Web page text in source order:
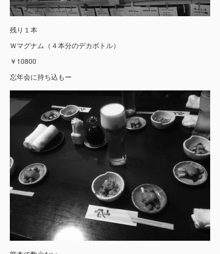
残り１本
Ｗマグナム（４本分のデカボトル）
￥10800
忘年会に持ち込もー